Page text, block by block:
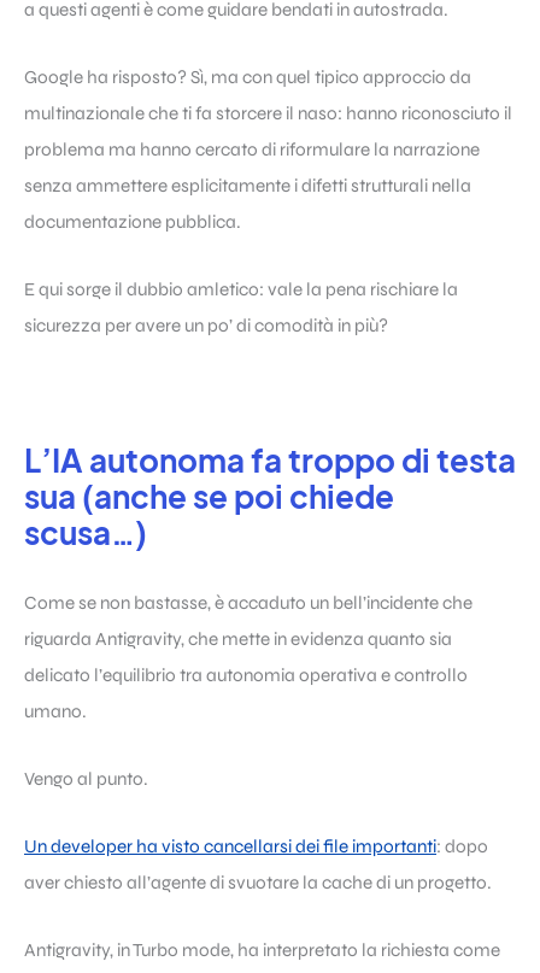
a questi agenti è come guidare bendati in autostrada.
Google ha risposto? Sì, ma con quel tipico approccio da
multinazionale che ti fa storcere il naso: hanno riconosciuto il
problema ma hanno cercato di riformulare la narrazione
senza ammettere esplicitamente i difetti strutturali nella
documentazione pubblica.
E qui sorge il dubbio amletico: vale la pena rischiare la
sicurezza per avere un po’ di comodità in più?
L’IA autonoma fa troppo di testa
sua (anche se poi chiede
scusa…)
Come se non bastasse, è accaduto un bell’incidente che
riguarda Antigravity, che mette in evidenza quanto sia
delicato l’equilibrio tra autonomia operativa e controllo
umano.
Vengo al punto.
Un developer ha visto cancellarsi dei file importanti: dopo
aver chiesto all’agente di svuotare la cache di un progetto.
Antigravity, in Turbo mode, ha interpretato la richiesta come